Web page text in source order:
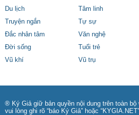
Du lịch
Tâm linh
Truyện ngắn
Tự sự
Đắc nhân tâm
Văn nghệ
Đời sống
Tuổi trẻ
Vũ khí
Vũ trụ
® Ký Giả giữ bản quyền nội dung trên toàn
vui lòng ghi rõ “báo Ký Giả” hoặc “KYGIA.NET”